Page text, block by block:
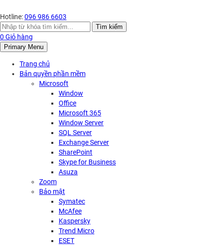
Hotline:096 986 6603
Search
for:
Tìm kiếm
0 Giỏ hàng
Primary Menu
Trang chủ
Bản quyền phần mềm
Microsoft
Window
Office
Microsoft 365
Window Server
SQL Server
Exchange Server
SharePoint
Skype for Business
Asuza
Zoom
Bảo mật
Symatec
McAfee
Kaspersky
Trend Micro
ESET